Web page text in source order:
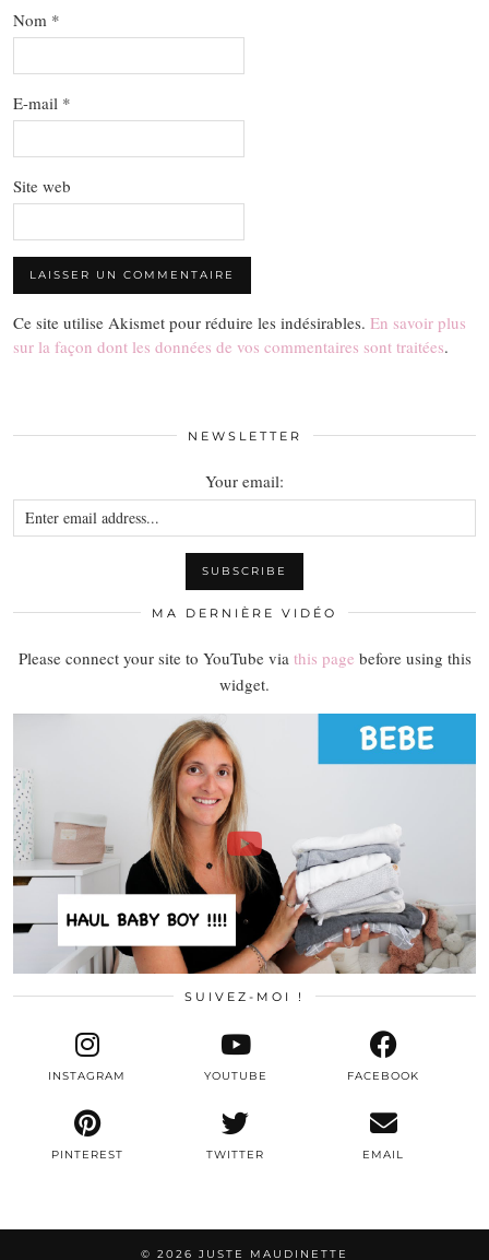
Nom *
E-mail *
Site web
Ce site utilise Akismet pour réduire les indésirables. En savoir plus
sur la façon dont les données de vos commentaires sont traitées.
NEWSLETTER
Your email:
MA DERNIÈRE VIDÉO
Please connect your site to YouTube via this page before using this
widget.
SUIVEZ-MOI !
TWITTER
INSTAGRAM FACEBOOK
PINTEREST
YOUTUBE
EMAIL
© 2026 JUSTE MAUDINETTE